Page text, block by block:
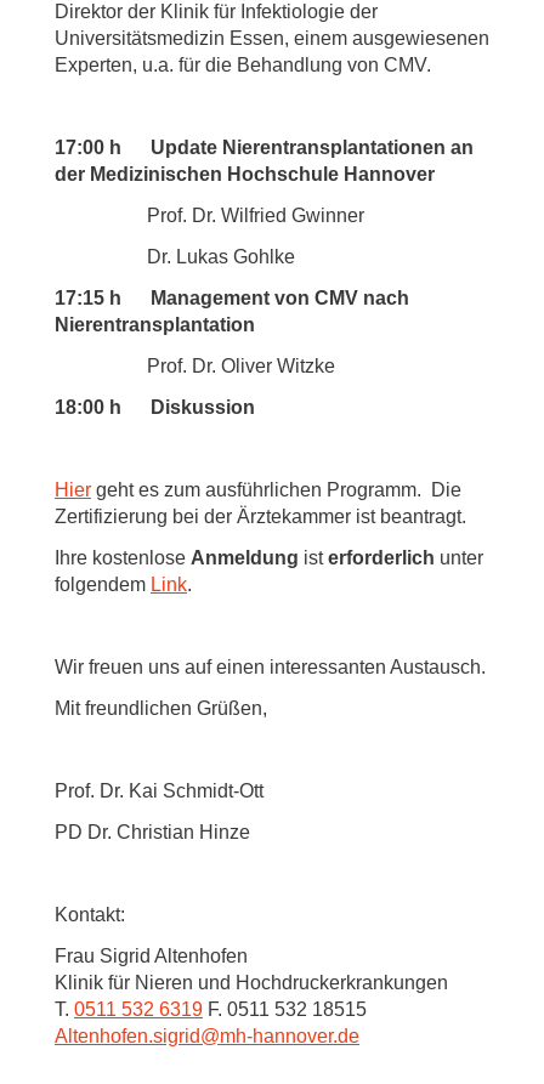
Direktor der Klinik für Infektiologie der
Universitätsmedizin Essen, einem ausgewiesenen
Experten, u.a. für die Behandlung von CMV.
17:00 h Update Nierentransplantationen an
der Medizinischen Hochschule Hannover
Prof. Dr. Wilfried Gwinner
Dr. Lukas Gohlke
17:15 h Management von CMV nach
Nierentransplantation
Prof. Dr. Oliver Witzke
18:00 h Diskussion
Hier geht es zum ausführlichen Programm. Die
Zertifizierung bei der Ärztekammer ist beantragt.
Ihre kostenlose Anmeldung isterforderlich unter
folgendem Link.
Wir freuen uns auf einen interessanten Austausch.
Mit freundlichen Grüßen,
Prof. Dr. Kai Schmidt-Ott
PD Dr. Christian Hinze
Kontakt:
Frau Sigrid Altenhofen
Klinik für Nieren und Hochdruckerkrankungen
T. 0511 532 6319 F. 0511 532 18515
Altenhofen.sigrid@mh-hannover.de